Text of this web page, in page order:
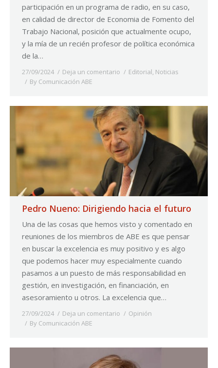
participación en un programa de radio, en su caso,
en calidad de director de Economia de Fomento del
Trabajo Nacional, posición que actualmente ocupo,
y la mía de un recién profesor de política económica
de la…
27/09/2024 Deja un comentario Editorial, Noticias
By Comunicación ABE
Pedro Nueno: Dirigiendo hacia el futuro
Una de las cosas que hemos visto y comentado en
reuniones de los miembros de ABE es que pensar
en buscar la excelencia es muy positivo y es algo
que podemos hacer muy especialmente cuando
pasamos a un puesto de más responsabilidad en
gestión, en investigación, en financiación, en
asesoramiento u otros. La excelencia que…
27/09/2024 Deja un comentario
Opinión
By Comunicación ABE